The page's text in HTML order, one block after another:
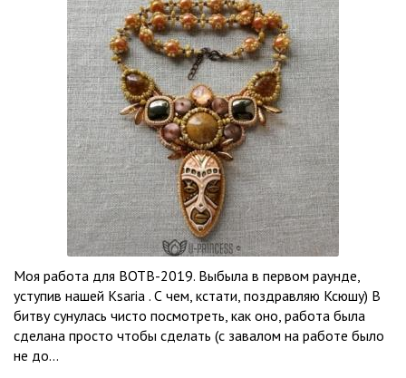
Моя работа для ВОТВ-2019. Выбыла в первом раунде,
уступив нашей Ksaria . С чем, кстати, поздравляю Ксюшу) В
битву сунулась чисто посмотреть, как оно, работа была
сделана просто чтобы сделать (с завалом на работе было
не до...